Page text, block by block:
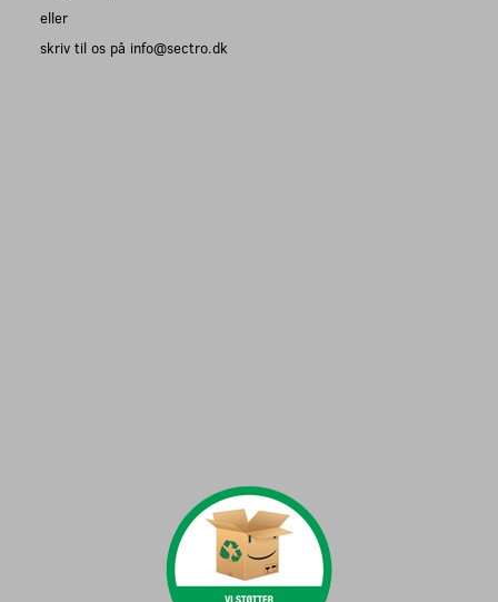
eller
skriv til os på info@sectro.dk